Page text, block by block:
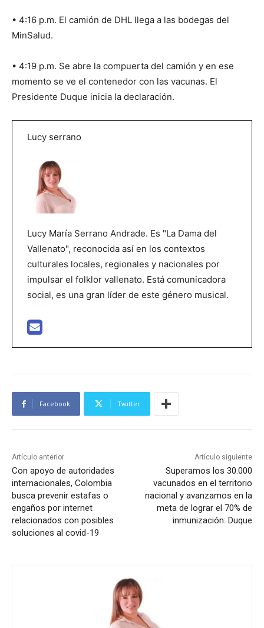
• 4:16 p.m. El camión de DHL llega a las bodegas del
MinSalud.
• 4:19 p.m. Se abre la compuerta del camión y en ese
momento se ve el contenedor con las vacunas. El
Presidente Duque inicia la declaración.
Lucy serrano
Lucy María Serrano Andrade. Es "La Dama del
Vallenato", reconocida así en los contextos
culturales locales, regionales y nacionales por
impulsar el folklor vallenato. Está comunicadora
social, es una gran líder de este género musical.
Facebook Twitter
Artículo anterior
Con apoyo de autoridades
internacionales, Colombia
busca prevenir estafas o
engaños por internet
relacionados con posibles
soluciones al covid-19
Artículo siguiente
Superamos los 30.000
vacunados en el territorio
nacional y avanzamos en la
meta de lograr el 70% de
inmunización: Duque